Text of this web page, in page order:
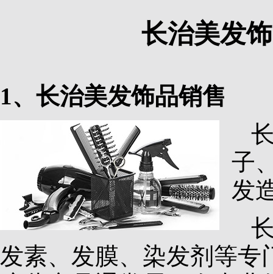
长治美发
1、长治美发饰品销售
子
发
发素、发膜、染发剂等